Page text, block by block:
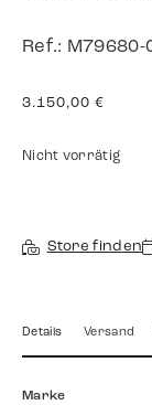
Ref.:
3.150,00 €
Nicht vorrätig
Store finden
Details Versand
Marke